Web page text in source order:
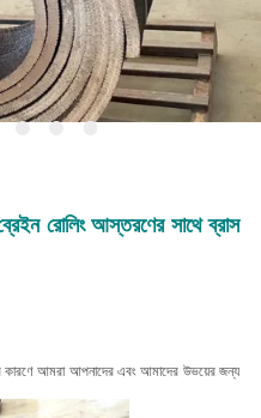
রোলিং আস্তরণের সাথে ব্রাস
কারণে আমরা আপনাদের এবং আমাদের উভয়ের জন্য